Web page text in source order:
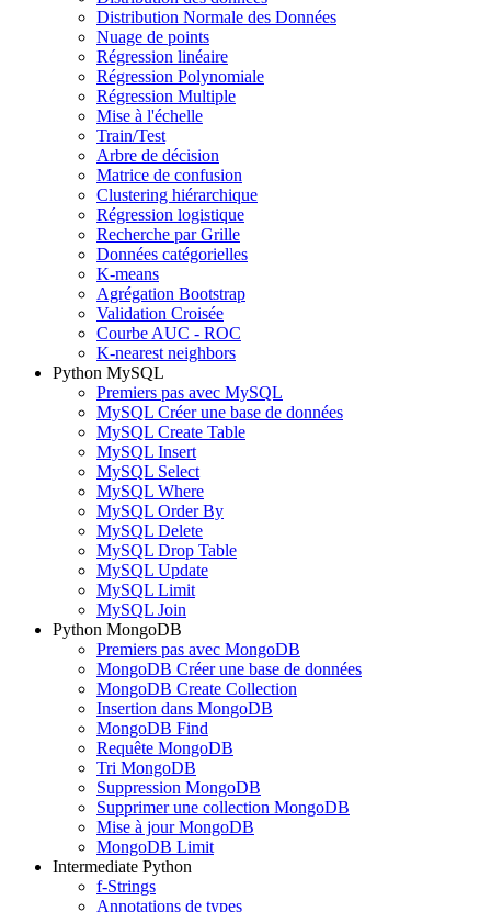
Distribution Normale des Données
Nuage de points
Régression linéaire
Régression Polynomiale
Régression Multiple
Mise à l'échelle
Train/Test
Arbre de décision
Matrice de confusion
Clustering hiérarchique
Régression logistique
Recherche par Grille
Données catégorielles
K-means
Agrégation Bootstrap
Validation Croisée
Courbe AUC - ROC
K-nearest neighbors
Python MySQL
Premiers pas avec MySQL
MySQL Créer une base de données
MySQL Create Table
MySQL Insert
MySQL Select
MySQL Where
MySQL Order By
MySQL Delete
MySQL Drop Table
MySQL Update
MySQL Limit
MySQL Join
Python MongoDB
Premiers pas avec MongoDB
MongoDB Créer une base de données
MongoDB Create Collection
Insertion dans MongoDB
MongoDB Find
Requête MongoDB
Tri MongoDB
Suppression MongoDB
Supprimer une collection MongoDB
Mise à jour MongoDB
MongoDB Limit
Intermediate Python
f-Strings
Annotations de types